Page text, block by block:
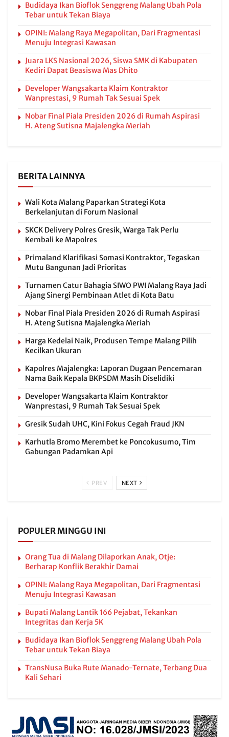
Budidaya Ikan Bioflok Senggreng Malang Ubah Pola
Tebar untuk Tekan Biaya
OPINI: Malang Raya Megapolitan, Dari Fragmentasi
Menuju Integrasi Kawasan
Juara LKS Nasional 2026, Siswa SMK di Kabupaten
Kediri Dapat Beasiswa Mas Dhito
Developer Wangsakarta Klaim Kontraktor
Wanprestasi, 9 Rumah Tak Sesuai Spek
Nobar Final Piala Presiden 2026 di Rumah Aspirasi
H. Ateng Sutisna Majalengka Meriah
BERITA LAINNYA
Wali Kota Malang Paparkan Strategi Kota
Berkelanjutan di Forum Nasional
SKCK Delivery Polres Gresik, Warga Tak Perlu
Kembali ke Mapolres
Primaland Klarifikasi Somasi Kontraktor, Tegaskan
Mutu Bangunan Jadi Prioritas
Turnamen Catur Bahagia SIWO PWI Malang Raya Jadi
Ajang Sinergi Pembinaan Atlet di Kota Batu
Nobar Final Piala Presiden 2026 di Rumah Aspirasi
H. Ateng Sutisna Majalengka Meriah
Harga Kedelai Naik, Produsen Tempe Malang Pilih
Kecilkan Ukuran
Kapolres Majalengka: Laporan Dugaan Pencemaran
Nama Baik Kepala BKPSDM Masih Diselidiki
Developer Wangsakarta Klaim Kontraktor
Wanprestasi, 9 Rumah Tak Sesuai Spek
Gresik Sudah UHC, Kini Fokus Cegah Fraud JKN
Karhutla Bromo Merembet ke Poncokusumo, Tim
Gabungan Padamkan Api
PREV NEXT
POPULER MINGGU INI
Orang Tua di Malang Dilaporkan Anak, Otje:
Berharap Konflik Berakhir Damai
OPINI: Malang Raya Megapolitan, Dari Fragmentasi
Menuju Integrasi Kawasan
Bupati Malang Lantik 166 Pejabat, Tekankan
Integritas dan Kerja 5K
Budidaya Ikan Bioflok Senggreng Malang Ubah Pola
Tebar untuk Tekan Biaya
TransNusa Buka Rute Manado-Ternate, Terbang Dua
Kali Sehari